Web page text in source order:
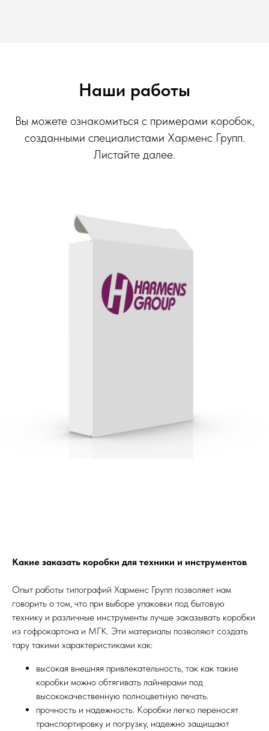
Наши работы
Вы можете ознакомиться с примерами коробок,
созданными специалистами Харменс Групп.
Листайте далее.
Какие заказать коробки для техники и инструментов
Опыт работы типографий Харменс Групп позволяет нам
говорить о том, что при выборе упаковки под бытовую
технику и различные инструменты лучше заказывать коробки
из гофрокартона и МГК. Эти материалы позволяют создать
тару такими характеристиками как:
высокая внешняя привлекательность, так как такие
коробки можно обтягивать лайнерами под
высококачественную полноцветную печать.
прочность и надежность. Коробки легко переносят
транспортировку и погрузку, надежно защищают